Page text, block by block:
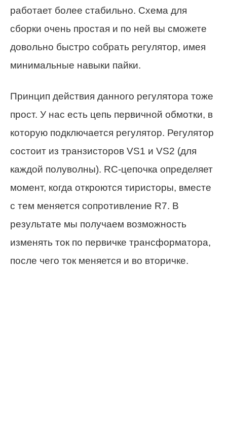
работает более стабильно. Схема для
сборки очень простая и по ней вы сможете
довольно быстро собрать регулятор, имея
минимальные навыки пайки.
Принцип действия данного регулятора тоже
прост. У нас есть цепь первичной обмотки, в
которую подключается регулятор. Регулятор
состоит из транзисторов VS1 и VS2 (для
каждой полуволны). RC-цепочка определяет
момент, когда откроются тиристоры, вместе
с тем меняется сопротивление R7. В
результате мы получаем возможность
изменять ток по первичке трансформатора,
после чего ток меняется и во вторичке.